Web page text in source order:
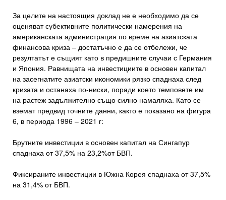
За целите на настоящия доклад не е необходимо да се
оценяват субективните политически намерения на
американската администрация по време на азиатската
финансова криза – достатъчно е да се отбележи, че
резултатът е същият като в предишните случаи с Германия
и Япония. Равнищата на инвестициите в основен капитал
на засегнатите азиатски икономики рязко спаднаха след
кризата и останаха по-ниски, поради което темповете им
на растеж задължително също силно намаляха. Като се
вземат предвид точните данни, както е показано на фигура
6, в периода 1996 – 2021 г:
Брутните инвестиции в основен капитал на Сингапур
спаднаха от 37,5% на 23,2%от БВП.
Фиксираните инвестиции в Южна Корея спаднаха от 37,5%
на 31,4% от БВП.